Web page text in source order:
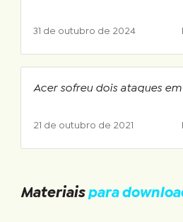
31 de outubro de 2024
Acer sofreu dois ataques
21 de outubro de 2021
Materiais para